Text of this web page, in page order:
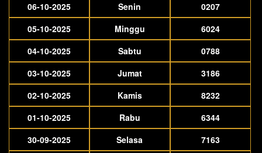
06-10-2025
Senin
0207
05-10-2025
Minggu
6024
04-10-2025
Sabtu
0788
03-10-2025
Jumat
3186
02-10-2025
Kamis
8232
01-10-2025
Rabu
6344
30-09-2025
Selasa 7163